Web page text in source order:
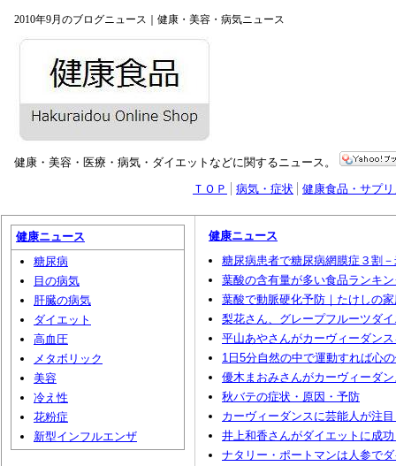
2010年9月のブログニュース｜健康・美容・病気ニュース
健康・美容・医療・病気・ダイエットなどに関するニュース。
ＴＯＰ
病気・症状 健康食品・サプ
健康ニュース
糖尿病患者で糖尿病網膜症３割
葉酸の含有量が多い食品ランキ
葉酸で動脈硬化予防｜たけしの
梨花さん、グレープフルーツダ
平山あやさんがカーヴィーダン
1日5分自然の中で運動すれば心
優木まおみさんがカーヴィーダ
秋バテの症状・原因・予防
カーヴィーダンスに芸能人が注
井上和香さんがダイエットに成
ナタリー・ポートマンは人参で
健康ニュース
糖尿病
目の病気
肝臓の病気
ダイエット
高血圧
メタボリック
美容
冷え性
花粉症
新型インフルエンザ